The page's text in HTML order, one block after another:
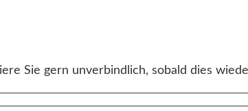
Sie gern unverbindlich, sobald dies